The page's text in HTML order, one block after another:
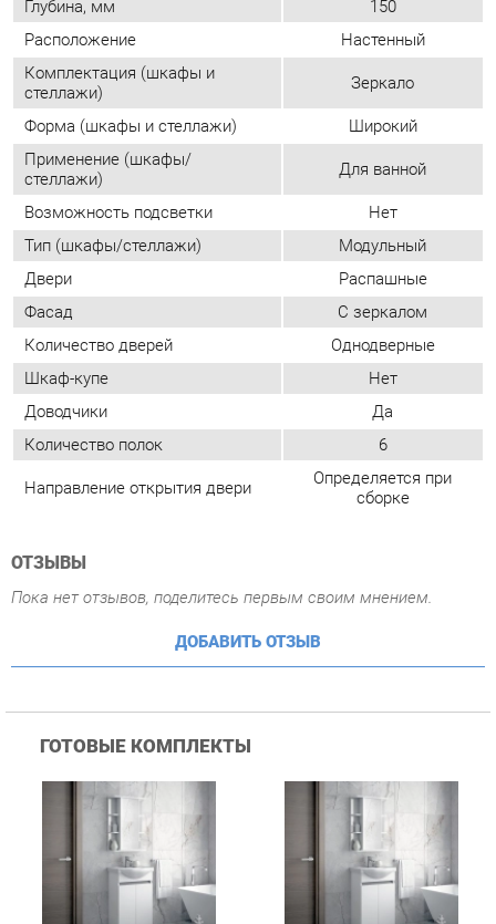
Применение (шкафы/
стеллажи)
Для ванной
Возможность подсветки
Тип (шкафы/стеллажи)
Двери
Распашные
Фасад
С зеркалом
Количество дверей
Однодверные
Шкаф-купе
Нет
Доводчики
Да
Количество полок
6
Направление открытия двери
Определяется при
сборке
ОТЗЫВЫ
Пока нет отзывов, поделитесь первым своим мнением.
ДОБАВИТЬ ОТЗЫВ
Купить
Комплект мебели для
ванной Corozo Koral
Джуно 50 Белый
Купить
Комплект мебели для
ванной Corozo Koral
Джуно 55 Белый